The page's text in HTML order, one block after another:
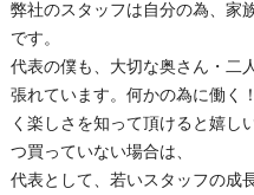
弊社のスタッフは自分の為、家
です。
代表の僕も、大切な奥さん・二
張れています。何かの為に働く
く楽しさを知って頂けると嬉し
つ買っていない場合は、
代表として、若いスタッフの成